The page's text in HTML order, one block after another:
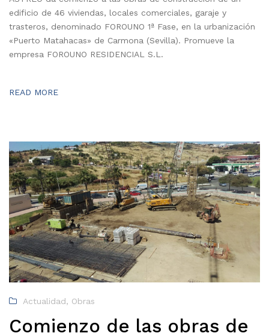
edificio de 46 viviendas, locales comerciales, garaje y
trasteros, denominado FOROUNO 1ª Fase, en la urbanización
«Puerto Matahacas» de Carmona (Sevilla). Promueve la
empresa FOROUNO RESIDENCIAL S.L.
READ MORE
Actualidad, Obras
Comienzo de las obras de